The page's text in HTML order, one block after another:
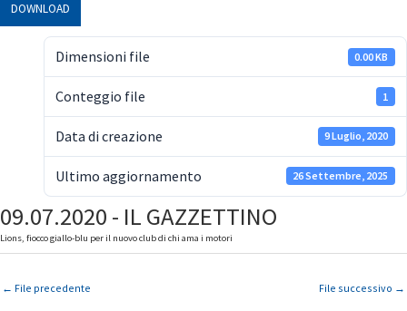
DOWNLOAD
Dimensioni file 0.00 KB
Conteggio file 1
Data di creazione 9 Luglio, 2020
Ultimo aggiornamento 26 Settembre, 2025
09.07.2020 - IL GAZZETTINO
Lions, fiocco giallo-blu per il nuovo club di chi ama i motori
← File precedente File successivo →